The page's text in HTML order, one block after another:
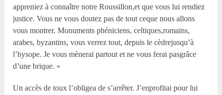
appreniez à connaître notre Roussillon,et que vous lui rendiez
justice. Vous ne vous doutez pas de tout ceque nous allons
vous montrer. Monuments phéniciens, celtiques,romains,
arabes, byzantins, vous verrez tout, depuis le cèdrejusqu’à
l’hysope. Je vous mènerai partout et ne vous ferai pasgrâce
d’une brique. »
Un accès de toux l’obligea de s’arrêter. J’enprofitai pour lui